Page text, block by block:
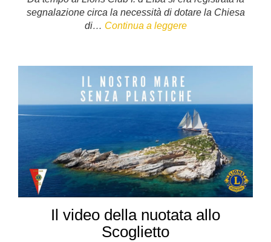
c
e
o
o
k
tt
er
er
e
k
e
n
at
p
segnalazione circa la necessità di dotare la Chiesa
di… Continua a leggere
Il video della nuotata allo
Scoglietto